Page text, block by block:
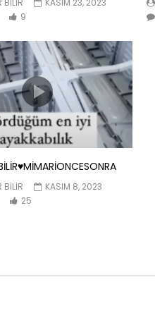
9
BILIR
KASIM 8, 2023
25